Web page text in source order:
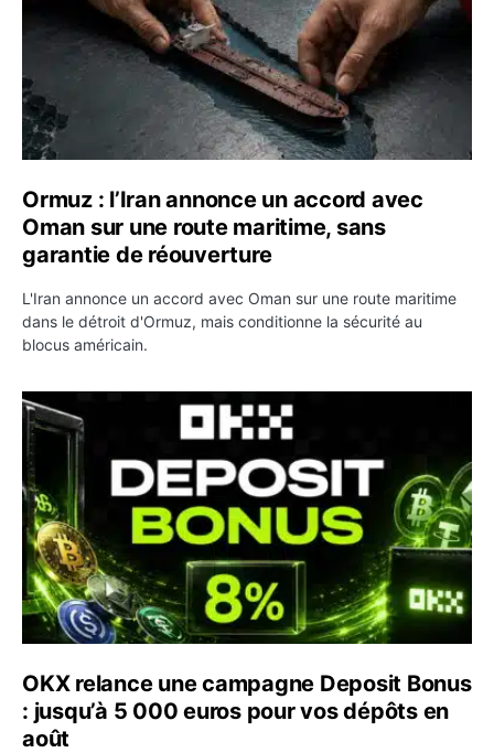
Ormuz : l’Iran annonce un accord avec
Oman sur une route maritime, sans
garantie de réouverture
L'Iran annonce un accord avec Oman sur une route maritime
dans le détroit d'Ormuz, mais conditionne la sécurité au
blocus américain.
OKX relance une campagne Deposit Bonus : jusqu’à 5
OKX relance une campagne Deposit Bonus
: jusqu’à 5 000 euros pour vos dépôts en
août